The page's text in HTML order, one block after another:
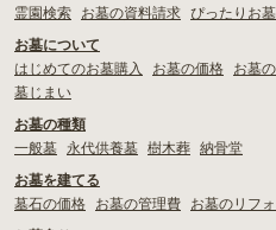
霊園検索
お墓の資料請求 ぴったりお
お墓について
はじめてのお墓購入
お墓の価格 お墓
墓じまい
お墓の種類
一般墓
永代供養墓 樹木葬 納骨堂
お墓を建てる
墓石の価格
お墓の管理費
お墓のリフ